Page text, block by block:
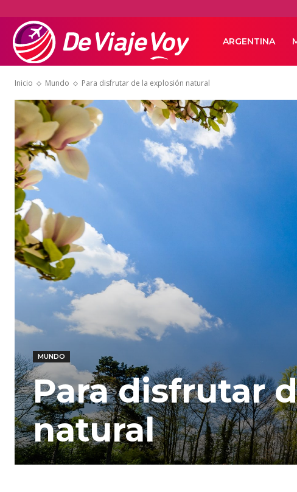
De
Viaje
Voy
ARGENTINA
Inicio Mundo Para disfrutar de la explosión natural
MUNDO
Para disfrutar
natural